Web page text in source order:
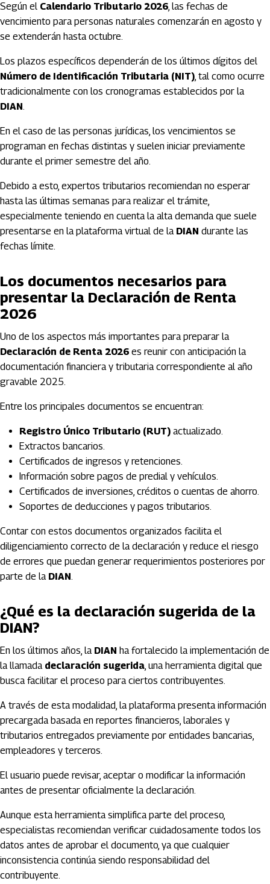
Según el Calendario Tributario 2026, las fechas de
vencimiento para personas naturales comenzarán en agosto y
se extenderán hasta octubre.
Los plazos específicos dependerán de los últimos dígitos del
Número de Identificación Tributaria (NIT), tal como ocurre
tradicionalmente con los cronogramas establecidos por la
DIAN.
En el caso de las personas jurídicas, los vencimientos se
programan en fechas distintas y suelen iniciar previamente
durante el primer semestre del año.
Debido a esto, expertos tributarios recomiendan no esperar
hasta las últimas semanas para realizar el trámite,
especialmente teniendo en cuenta la alta demanda que suele
presentarse en la plataforma virtual de la DIAN durante las
fechas límite.
Los documentos necesarios para
presentar la Declaración de Renta
2026
Uno de los aspectos más importantes para preparar la
Declaración de Renta 2026 es reunir con anticipación la
documentación financiera y tributaria correspondiente al año
gravable 2025.
Entre los principales documentos se encuentran:
Registro Único Tributario (RUT) actualizado.
Extractos bancarios.
Certificados de ingresos y retenciones.
Información sobre pagos de predial y vehículos.
Certificados de inversiones, créditos o cuentas de ahorro.
Soportes de deducciones y pagos tributarios.
Contar con estos documentos organizados facilita el
diligenciamiento correcto de la declaración y reduce el riesgo
de errores que puedan generar requerimientos posteriores por
parte de la DIAN.
¿Qué es la declaración sugerida de la
DIAN?
En los últimos años, la DIAN ha fortalecido la implementación de
la llamada declaración sugerida, una herramienta digital que
busca facilitar el proceso para ciertos contribuyentes.
A través de esta modalidad, la plataforma presenta información
precargada basada en reportes financieros, laborales y
tributarios entregados previamente por entidades bancarias,
empleadores y terceros.
El usuario puede revisar, aceptar o modificar la información
antes de presentar oficialmente la declaración.
Aunque esta herramienta simplifica parte del proceso,
especialistas recomiendan verificar cuidadosamente todos los
datos antes de aprobar el documento, ya que cualquier
inconsistencia continúa siendo responsabilidad del
contribuyente.